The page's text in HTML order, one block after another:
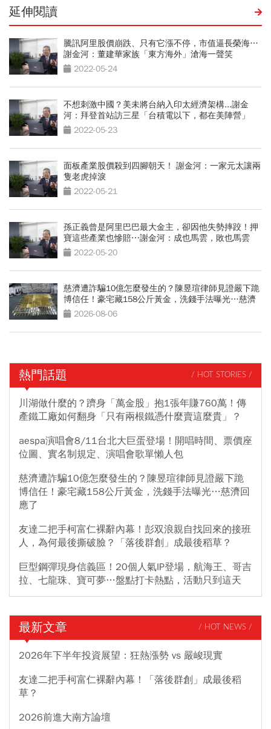
延伸閱讀
騰訊阿里股價崩跌、只有它漲不停，市值逼長榮海…
謝金河：董建華家族「東方海外」滄海一聲笑
2022-05-24
不想刺激中國？美未將台納入印太經濟架構...謝金
河：拜登首站訪三星「台積電以下，都在美陣營」
2022-05-23
面板產業股價殺到四腳朝天！ 謝金河：一家元太讓兩
隻老虎掉淚
2022-05-21
孫正義曾是阿里巴巴最大金主，卻因他失勢摔跤！押
寶這些產業也慘賠⋯謝金河：成也馬雲，敗也馬雲
2022-05-20
慈濟遭詐騙10億怎麼發生的？陳昱瑄律師見證嚴下跪
博信任！豪宅藏158公斤黃金，洗錢手法曝光…慈濟
回應了
2026-08-06
熱門話題 / HOT STORIES /
川湖做什麼的？躋身「萬金股」抱1張年賺760萬！傳
產鐵工廠如何翻身「只有兩根鐵憑什麼賣這麼貴」？
aespa演唱會8/11台北大巨蛋登場！開唱時間、票價座
位圖、實名制規定、演唱會歌單懶人包
慈濟遭詐騙10億怎麼發生的？陳昱瑄律師見證嚴下跪
博信任！豪宅藏158公斤黃金，洗錢手法曝光…慈濟回
應了
友達二把手柯富仁裸辭內幕！彭双浪親自找回來的接班
人，為何最後撕破臉？「落後群創」成最後稻草？
巨型鋼彈現身信義區！20個人氣IP登場，航海王、哥吉
拉、七龍珠、寶可夢…盤點打卡熱點，活動只到這天
最新文章 / HOT NEWS /
2026年下半年投資展望：狂熱漲勢 vs 嚴峻現實
友達二把手柯富仁裸辭內幕！「落後群創」成最後稻
草？
2026前進大南方論壇